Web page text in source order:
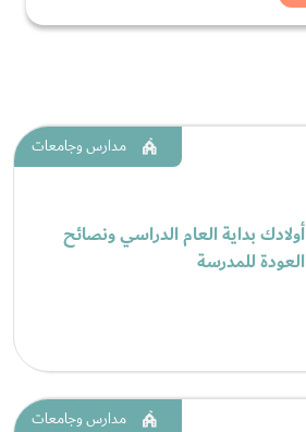
مدارس وجامعات
أولادك بداية العام الدراسي ونصائح
العودة للمدرسة
مدارس وجامعات